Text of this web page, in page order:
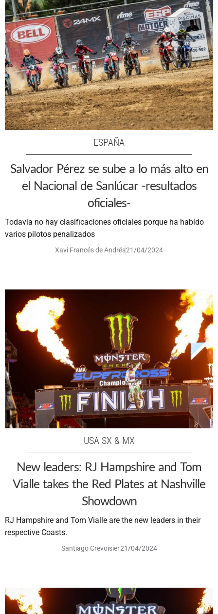
ESPAÑA
Salvador Pérez se sube a lo más alto en
el Nacional de Sanlúcar -resultados
oficiales-
Todavía no hay clasificaciones oficiales porque ha habido
varios pilotos penalizados
Xavi Francés de Andrés21/04/2024
USA SX & MX
New leaders: RJ Hampshire and Tom
Vialle takes the Red Plates at Nashville
Showdown
RJ Hampshire and Tom Vialle are the new leaders in their
respective Coasts.
Santiago Crevoisier21/04/2024